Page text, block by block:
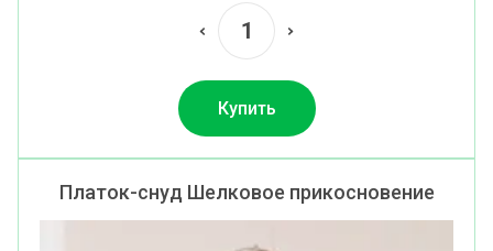
Купить
Платок-снуд Шелковое прикосновение